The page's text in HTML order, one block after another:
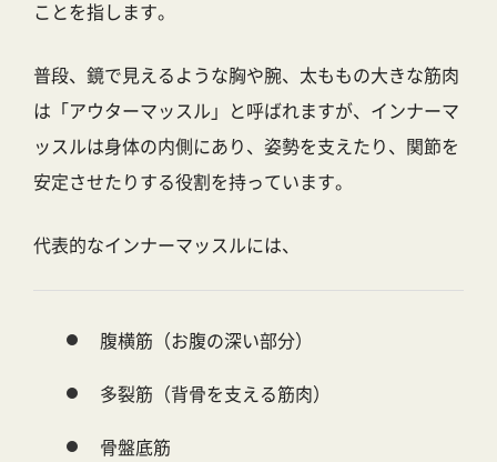
ことを指します。
普段、鏡で見えるような胸や腕、太ももの大きな筋肉
は「アウターマッスル」と呼ばれますが、インナーマ
ッスルは身体の内側にあり、 姿勢を支えたり、関節を
安定させたりする役割を持っています。
代表的なインナーマッスルには、
腹横筋（お腹の深い部分）
多裂筋（背骨を支える筋肉）
骨盤底筋